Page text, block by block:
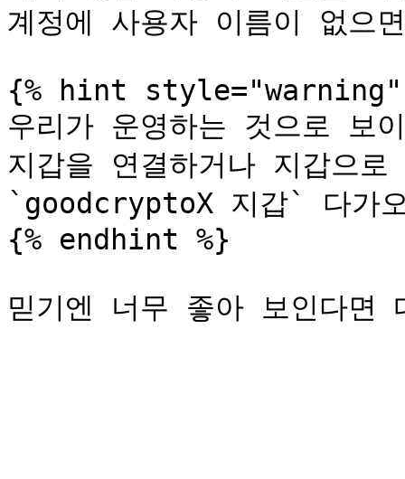
계정에 사용자 이름이 없으
{% hint style="warning"
우리가 운영하는 것으로 보
지갑을 연결하거나 지갑으
`goodcryptoX 지갑` 다가
{% endhint %}